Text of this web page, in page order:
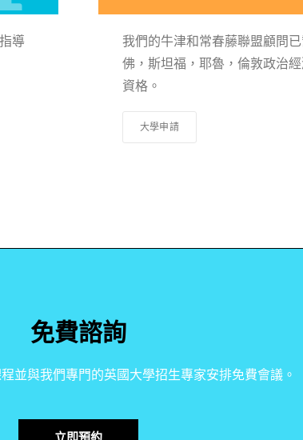
導
我們的牛津和常春藤聯盟顧問
佛，斯坦福，耶魯，倫敦政治
資格。
大學申請
免費諮詢
並與我們專門的英國大學招生專家安排免費會議。